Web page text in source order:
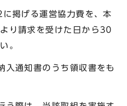
掲げる運営協力費を、本
り請求を受けた日から30
。
通知書のうち領収書をも